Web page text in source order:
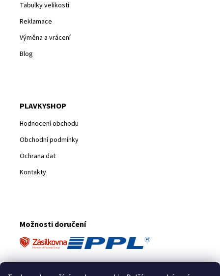
Tabulky velikostí
Reklamace
Výměna a vrácení
Blog
PLAVKYSHOP
Hodnocení obchodu
Obchodní podmínky
Ochrana dat
Kontakty
Možnosti doručení